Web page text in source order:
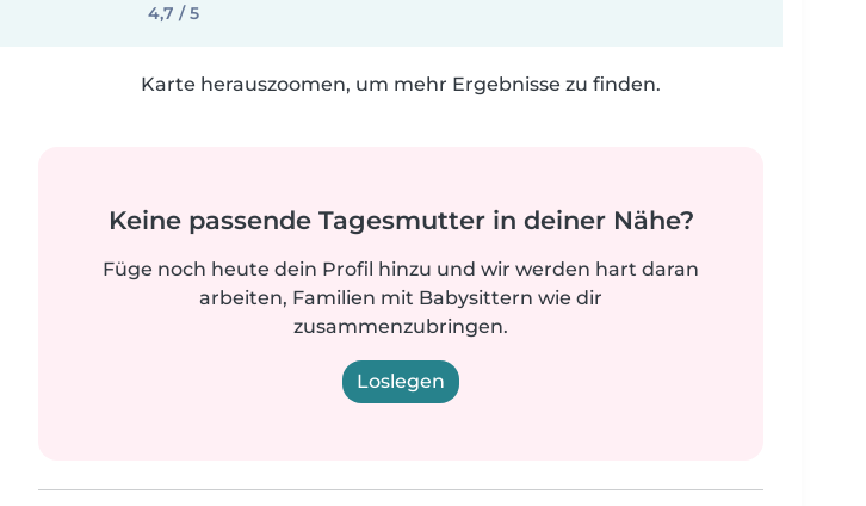
4,7 / 5
Karte herauszoomen, um mehr Ergebnisse zu finden.
Keine passende Tagesmutter in deiner Nähe?
Füge noch heute dein Profil hinzu und wir werden hart daran
arbeiten, Familien mit Babysittern wie dir
zusammenzubringen.
Loslegen